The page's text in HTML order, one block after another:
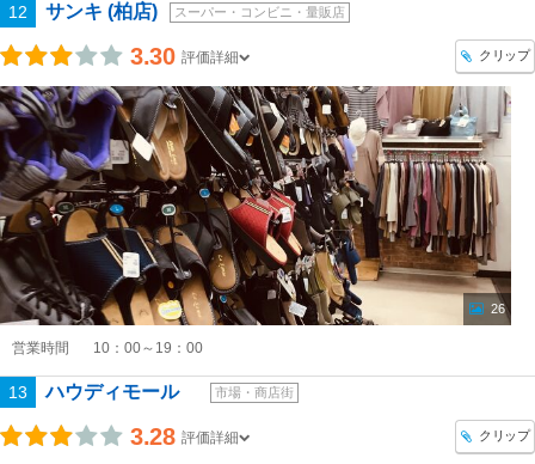
12 サンキ (柏店) スーパー・コンビニ・量販店
3.30 評価詳細 クリップ
26
営業時間 10：00～19：00
13 ハウディモール 市場・商店街
3.28 評価詳細 クリップ